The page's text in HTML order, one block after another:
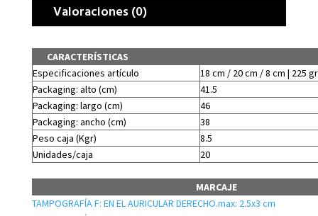
Valoraciones (0)
CARACTERÍSTICAS
Especificaciones artículo
18 cm / 20 cm / 8 cm | 225 gr
Packaging: alto (cm)
41.5
Packaging: largo (cm)
46
Packaging: ancho (cm)
38
Peso caja (Kgr)
8.5
Unidades/caja
20
MARCAJE
TAMPOGRAFÍA F: EN EL AURICULAR DERECHO.max: 2.5x3 cm